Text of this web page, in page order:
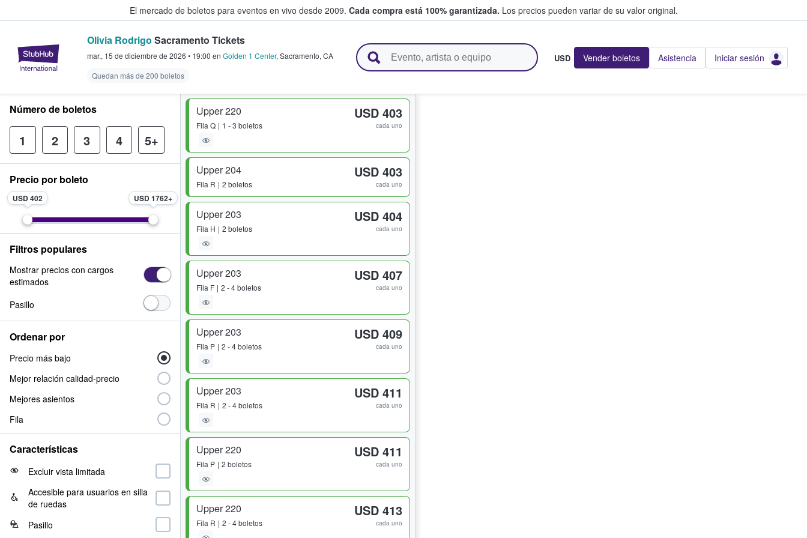
El mercado de boletos para eventos en vivo desde 2009. Cada compra está 100% garantizada. Los precios pueden variar de su valor original.
StubHub: donde los fans compran y venden boletos
Olivia Rodrigo Sacramento Tickets
mar., 15 de diciembre de 2026 • 19:00 en Golden 1 Center, Sacramento, CA
Quedan más de 200 boletos
USD Vender boletos Asistencia Iniciar sesión
Upper 220
Fila Q 1 - 3 boletos
USD 403
cada uno
Upper 204
Fila R 2 boletos
USD 403
cada uno
Upper 203
Fila H 2 boletos
USD 404
cada uno
Upper 203
Fila F 2 - 4 boletos
USD 407
cada uno
Upper 203
Fila P 2 - 4 boletos
USD 409
cada uno
Upper 203
Fila R 2 - 4 boletos
USD 411
cada uno
Upper 220
Fila P 2 boletos
USD 411
cada uno
Upper 220
Fila R 2 - 4 boletos
USD 413
cada uno
Número de boletos
1 2 3 4 5+
Precio por boleto
USD 402 USD 1762
Filtros populares
Mostrar precios con cargos
estimados
Pasillo
Ordenar por
Precio más bajo
Mejor relación calidad-precio
Mejores asientos
Fila
Características
Excluir vista limitada
Accesible para usuarios en silla
de ruedas
Pasillo